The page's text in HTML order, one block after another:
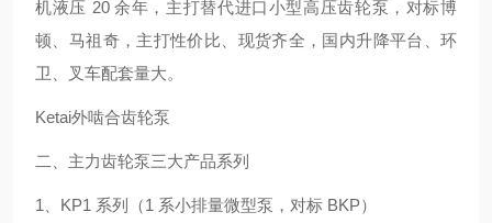
机液压 20 余年，主打替代进口小型高压齿轮泵，对标博
顿、马祖奇，主打性价比、现货齐全，国内升降平台、环
卫、叉车配套量大。
Ketai外啮合齿轮泵
二、主力齿轮泵三大产品系列
1、KP1 系列（1 系小排量微型泵，对标 BKP）